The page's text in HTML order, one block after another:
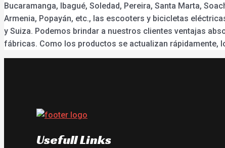
Bucaramanga, Ibagué, Soledad, Pereira, Santa Marta,
Armenia, Popayán, etc., las escooters y bicicletas
y Suiza. Podemos brindar a nuestros clientes ventajas
fábricas. Como los productos se actualizan rápidamente,
Usefull Links